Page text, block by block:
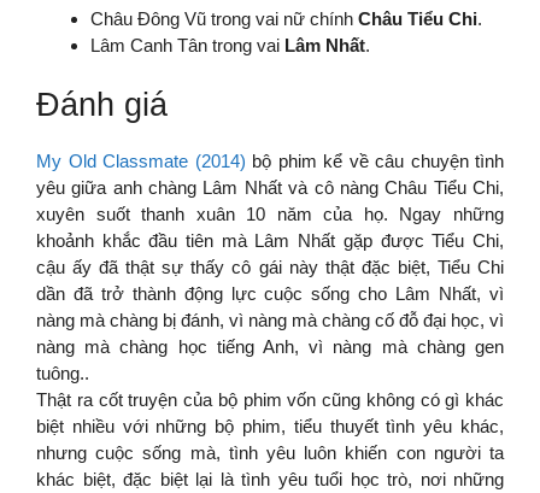
Châu Đông Vũ trong vai nữ chính Châu Tiểu Chi.
Lâm Canh Tân trong vai Lâm Nhất.
Đánh giá
My Old Classmate (2014) bộ phim kể về câu chuyện tình
yêu giữa anh chàng Lâm Nhất và cô nàng Châu Tiểu Chi,
xuyên suốt thanh xuân 10 năm của họ. Ngay những
khoảnh khắc đầu tiên mà Lâm Nhất gặp được Tiểu Chi,
cậu ấy đã thật sự thấy cô gái này thật đặc biệt, Tiểu Chi
dần đã trở thành động lực cuộc sống cho Lâm Nhất, vì
nàng mà chàng bị đánh, vì nàng mà chàng cố đỗ đại học, vì
nàng mà chàng học tiếng Anh, vì nàng mà chàng gen
tuông..
Thật ra cốt truyện của bộ phim vốn cũng không có gì khác
biệt nhiều với những bộ phim, tiểu thuyết tình yêu khác,
nhưng cuộc sống mà, tình yêu luôn khiến con người ta
khác biệt, đặc biệt lại là tình yêu tuổi học trò, nơi những